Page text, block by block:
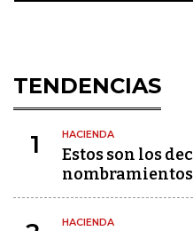
TENDENCIAS
1 HACIENDA
Estos son los
HACIENDA